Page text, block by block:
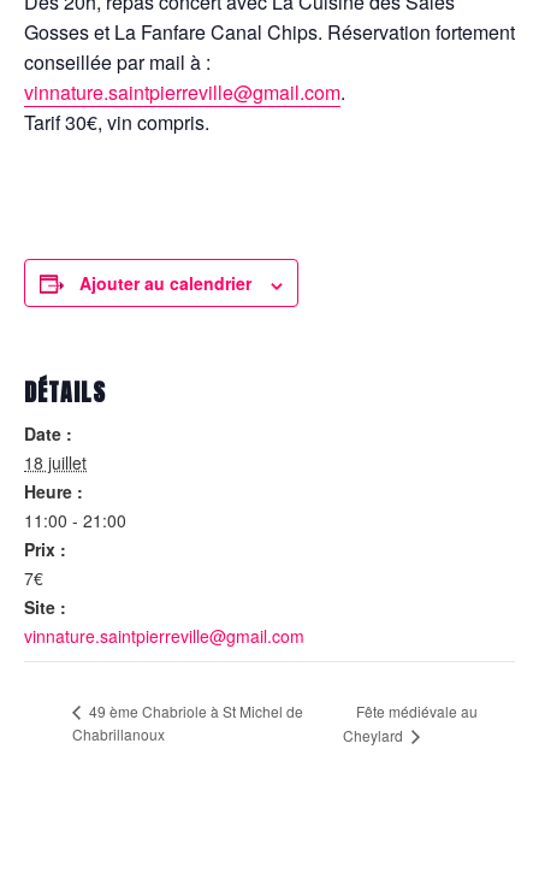
Gosses et La Fanfare Canal Chips. Réservation fortement
conseillée par mail à :
vinnature.saintpierreville@gmail.com.
Tarif 30€, vin compris.
Ajouter au calendrier
DÉTAILS
Date :
18 juillet
Heure :
11:00 - 21:00
Prix :
7€
Site :
vinnature.saintpierreville@gmail.com
49 ème Chabriole à St Michel de
Chabrillanoux
Fête médiévale au
Cheylard